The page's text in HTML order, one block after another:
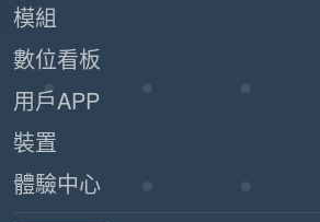
模組
數位看板
用戶APP
裝置
體驗中心